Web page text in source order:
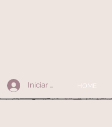
Iniciar sesión HOME